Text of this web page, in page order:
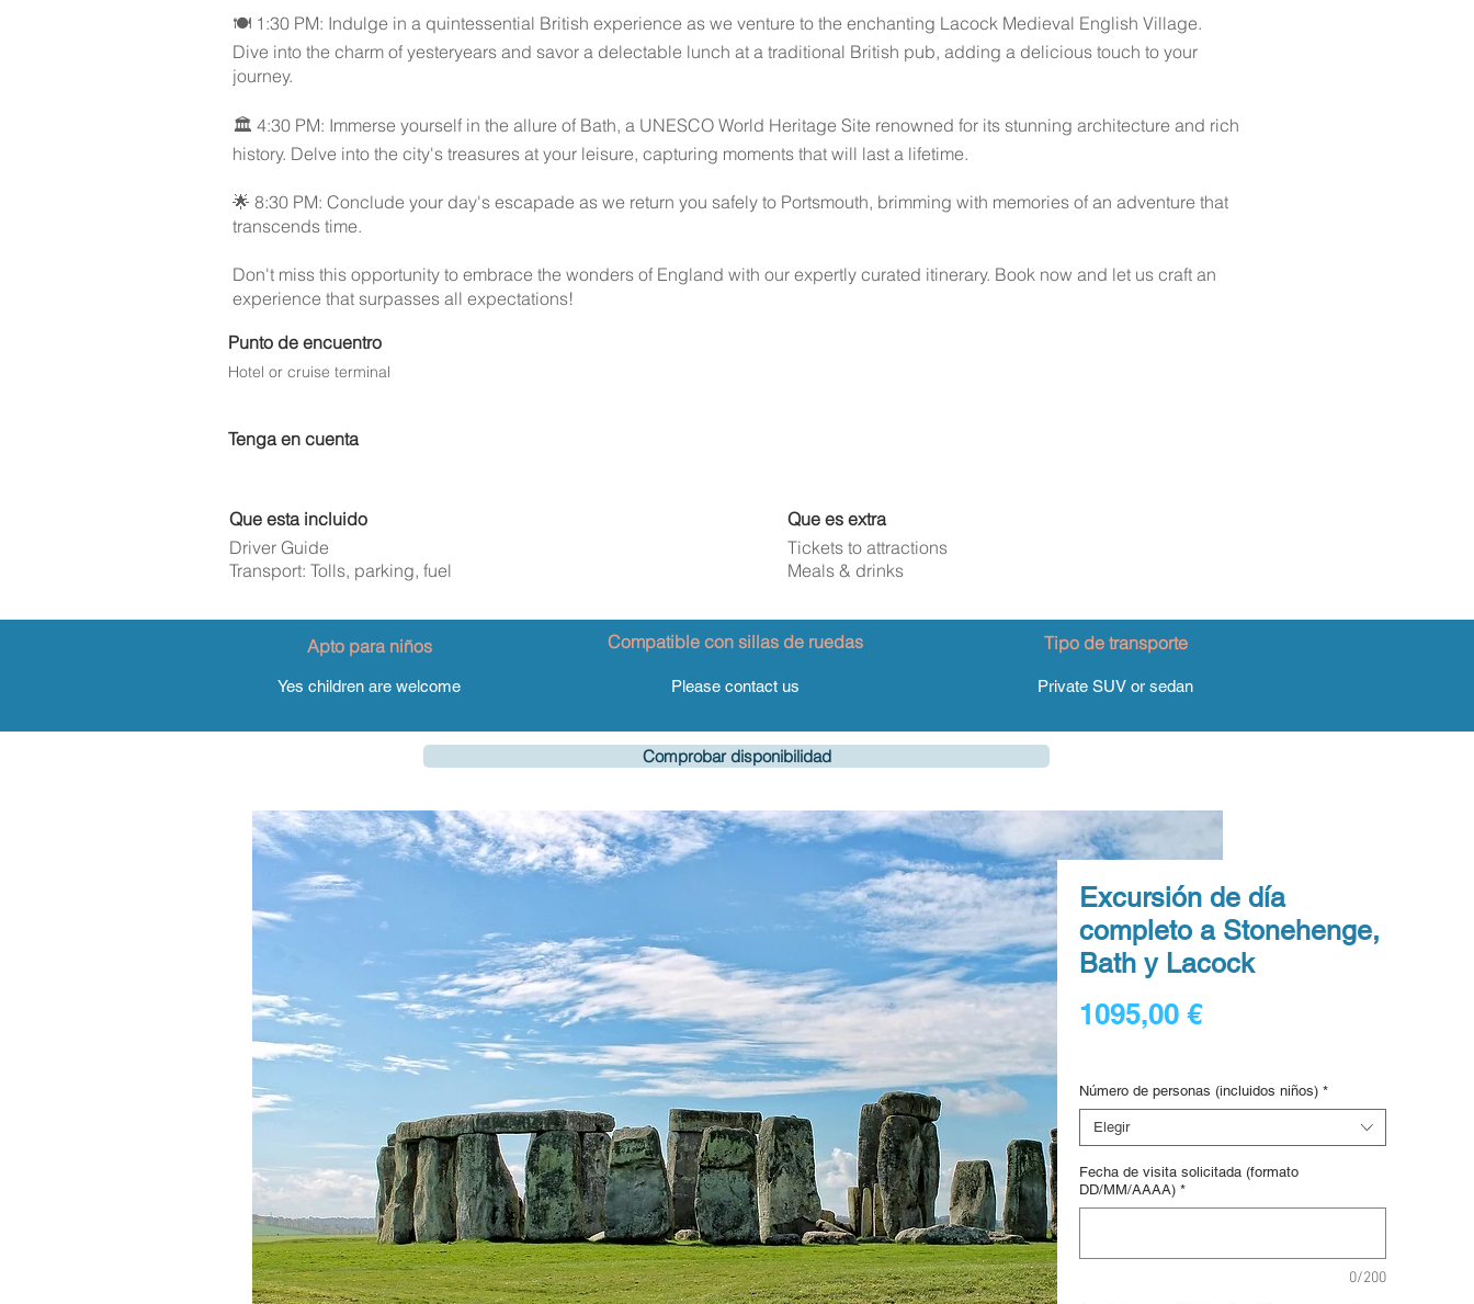
🍽️ 1:30 PM: Indulge in a quintessential British experience as we venture to the enchanting Lacock Medieval English Village.
Dive into the charm of yesteryears and savor a delectable lunch at a traditional British pub, adding a delicious touch to your
journey.
🏛️ 4:30 PM: Immerse yourself in the allure of Bath, a UNESCO World Heritage Site renowned for its stunning architecture and rich
history. Delve into the city's treasures at your leisure, capturing moments that will last a lifetime.
🌟 8:30 PM: Conclude your day's escapade as we return you safely to Portsmouth, brimming with memories of an adventure that
transcends time.
Don't miss this opportunity to embrace the wonders of England with our expertly curated itinerary. Book now and let us craft an
experience that surpasses all expectations!
Punto de encuentro
Hotel or cruise terminal
Tenga en cuenta
Que esta incluido
Driver Guide
Transport: Tolls, parking, fuel
Que es extra
Tickets to attractions
Meals & drinks
Apto para niños
Yes children are welcome
Compatible con sillas de ruedas
Please contact us
Tipo de transporte
Private SUV or sedan
Comprobar disponibilidad
Excursión de día
completo a Stonehenge,
Bath y Lacock
1095,00 €Precio
Número de personas (incluidos niños) *
Elegir
Fecha de visita solicitada (formato
DD/MM/AAAA) *
0/200